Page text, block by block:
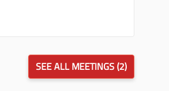
SEE ALL MEETINGS (2)